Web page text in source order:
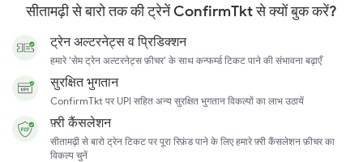
सीतामढ़ी से बारो तक की ट्रेनें ConfirmTkt से क्यों बुक करें?
ट्रेन अल्टरनेट्स व प्रिडिक्शन
हमारे 'सेम ट्रेन अल्टरनेट्स फ़ीचर' के साथ कन्फर्म्ड टिकट पाने की संभावना बढ़ाएँ
सुरक्षित भुगतान
ConfirmTkt पर UPI सहित अन्य सुरक्षित भुगतान विकल्पों का लाभ उठायें
फ़्री कैंसलेशन
सीतामढ़ी से बारो ट्रेन टिकट पर पूरा रिफ़ंड पाने के लिए हमारे फ़्री कैंसलेशन फ़ीचर का
विकल्प चुनें